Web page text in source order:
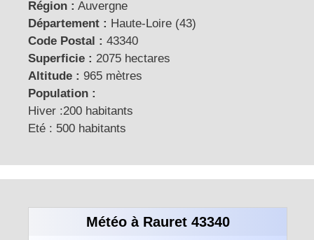
Région : Auvergne
Département : Haute-Loire (43)
Code Postal : 43340
Superficie : 2075 hectares
Altitude : 965 mètres
Population :
Hiver :200 habitants
Eté : 500 habitants
Météo à Rauret 43340